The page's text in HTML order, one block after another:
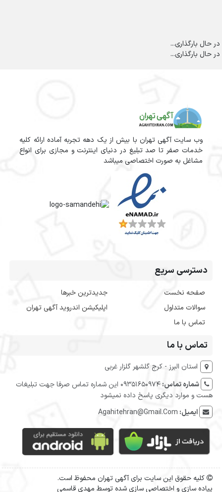
در حال بارگذاری...
در حال بارگذاری...
وب سایت آگهی تهران با بیش از یک دهه تجربه آماده ارائه کلیه
خدمات صفر تا صد تبلیغ در دنیای اینترنت و مجازی برای انواع
مشاغل به صورت اختصاصی میباشد
دسترسی سریع
صفحه نخست
سوالات متداول
تماس با ما
جدیدترین خبرها
اپلیکیشن اندروید آگهی تهران
تماس با ما
استان البرز - کرج گلشهر گلزار غربی
شماره تماس:
09351650974 این شماره تماس صرفا جهت تبلیغات
هست و موارد دیگری پاسخ داده نمیشود
ایمیل: Agahitehran@Gmail.Com
کلیه حقوق این سایت برای آگهی تهران محفوظ است.
پیاده سازی و اختصاصی سازی شده توسط مهدی قاسمی